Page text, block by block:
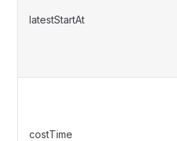
latestStartAt
costTime